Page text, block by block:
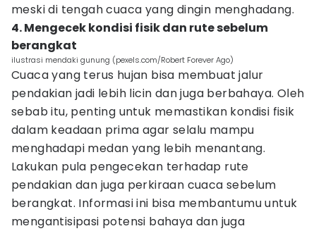
meski di tengah cuaca yang dingin menghadang.
4. Mengecek kondisi fisik dan rute sebelum
berangkat
ilustrasi mendaki gunung (pexels.com/Robert Forever Ago)
Cuaca yang terus hujan bisa membuat jalur
pendakian jadi lebih licin dan juga berbahaya. Oleh
sebab itu, penting untuk memastikan kondisi fisik
dalam keadaan prima agar selalu mampu
menghadapi medan yang lebih menantang.
Lakukan pula pengecekan terhadap rute
pendakian dan juga perkiraan cuaca sebelum
berangkat. Informasi ini bisa membantumu untuk
mengantisipasi potensi bahaya dan juga